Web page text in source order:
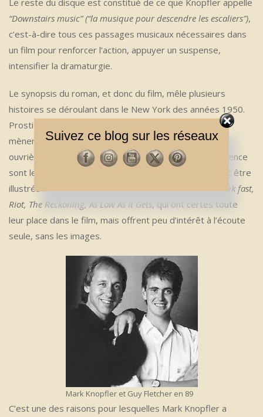
“Downstairs music” (“la musique pour descendre les escaliers”),
c’est-à-dire tous ces passages musicaux nécessaires dans
un film pour renforcer l’action, appuyer un suspense,
intensifier la dramaturgie.
Le synopsis du roman, et donc du film, mêle plusieurs
histoires se déroulant dans le New York des années 1950.
Prostituées, militants syndicalistes et drag queens y
mènent une vie difficile dans un quartier de la classe
ouvrière de Brooklyn. La drogue, la criminalité et la violence
sont leur quotidien. Et ce sont ces thèmes qui devaient être
illustrés musicalement, d’où certains titres comme
Think fast,
Riot, The Reckoning, As Low As It Gets, qui ont certes toute
leur place dans le film, mais offrent peu d’intérêt à l’écoute
seule, sans les images.
Mark Knopfler et Guy Fletcher en 89
C’est une des raisons pour lesquelles Mark Knopfler a
Suivez ce blog sur les réseaux